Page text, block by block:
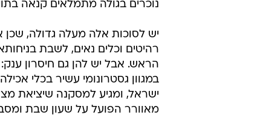
נוכרים בגולה מתמלאים קנאה
יש לסוכות אלה מעלה גדולה, שכן
רהיטים וכלים נאים, לשבת
הראש. אבל יש להן גם חיסרון ענק:
במגוון גסטרונומי עשיר בכלי
ישראל, ומגיע למסקנה שיציאת
מאוורר הפועל על שעון שבת